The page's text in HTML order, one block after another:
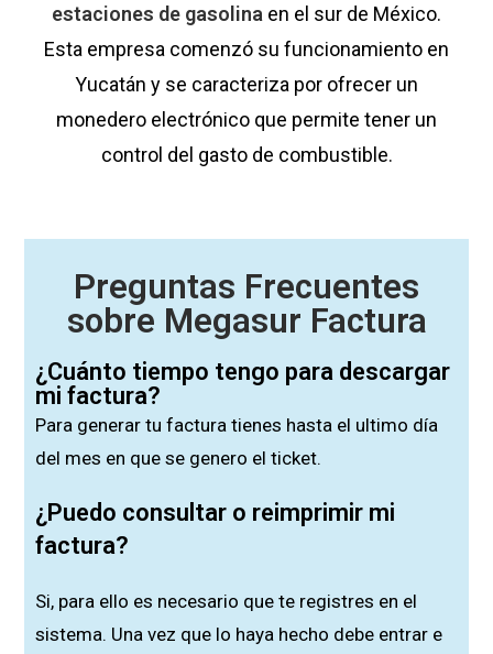
estaciones de gasolina en el sur de México.
Esta empresa comenzó su funcionamiento en
Yucatán y se caracteriza por ofrecer un
monedero electrónico que permite tener un
control del gasto de combustible.
Preguntas Frecuentes
sobre Megasur Factura
¿Cuánto tiempo tengo para descargar
mi factura?
Para generar tu factura tienes hasta el ultimo día
del mes en que se genero el ticket.
¿Puedo consultar o reimprimir mi
factura?
Si, para ello es necesario que te registres en el
sistema. Una vez que lo haya hecho debe entrar e